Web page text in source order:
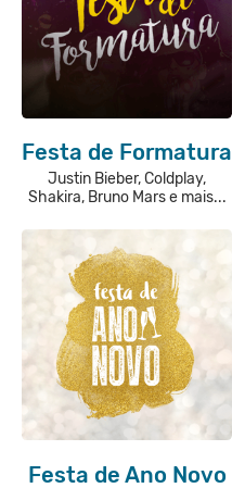
Festa de Formatura
Justin Bieber, Coldplay,
Shakira, Bruno Mars e mais...
Festa de Ano Novo